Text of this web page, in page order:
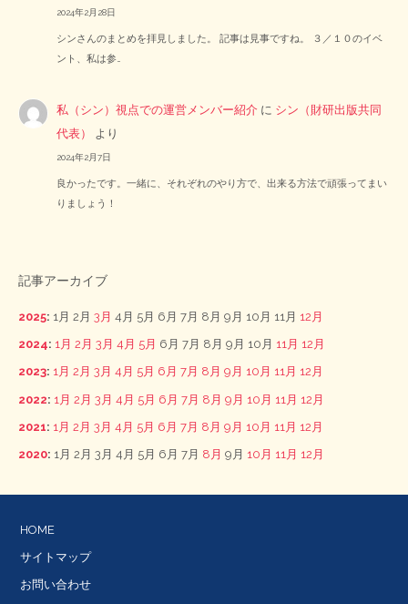
2024年2月28日
シンさんのまとめを拝見しました。 記事は見事ですね。 ３／１０のイベ
ント、私は参…
私（シン）視点での運営メンバー紹介 に シン（財研出版共同
代表）
より
2024年2月7日
良かったです。一緒に、それぞれのやり方で、出来る方法で頑張ってまい
りましょう！
記事アーカイブ
2025: 1月 2月 3月 4月 5月 6月 7月 8月 9月 10月 11月 12月
2024: 1月 2月 3月 4月 5月 6月 7月 8月 9月 10月 11月 12月
2023: 1月 2月 3月 4月 5月 6月 7月 8月 9月 10月 11月 12月
2022: 1月 2月 3月 4月 5月 6月 7月 8月 9月 10月 11月 12月
2021: 1月 2月 3月 4月 5月 6月 7月 8月 9月 10月 11月 12月
2020: 1月 2月 3月 4月 5月 6月 7月 8月 9月 10月 11月 12月
HOME
サイトマップ
お問い合わせ